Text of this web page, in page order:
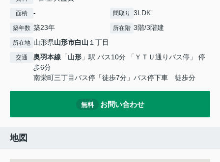
面積 - 間取り 3LDK
築年数 築23年 所在階 3階/3階建
所在地 山形県山形市白山 １丁目
交通 奥羽本線 「山形 」駅 バス10分 「ＹＴＵ通りバス停」 停
歩6分
南栄町三丁目バス停「徒歩7分」バス停下車 徒歩分
無料 お問い合わせ
地図